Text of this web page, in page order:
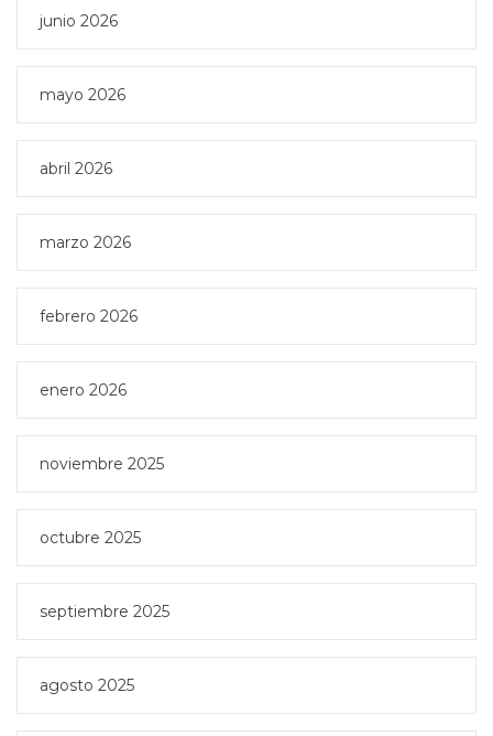
junio 2026
mayo 2026
abril 2026
marzo 2026
febrero 2026
enero 2026
noviembre 2025
octubre 2025
septiembre 2025
agosto 2025